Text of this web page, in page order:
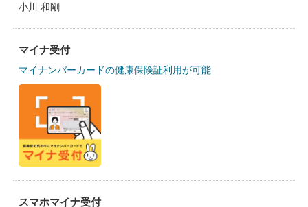
小川 和剛
マイナ受付
マイナンバーカードの健康保険証利用が可能
スマホマイナ受付